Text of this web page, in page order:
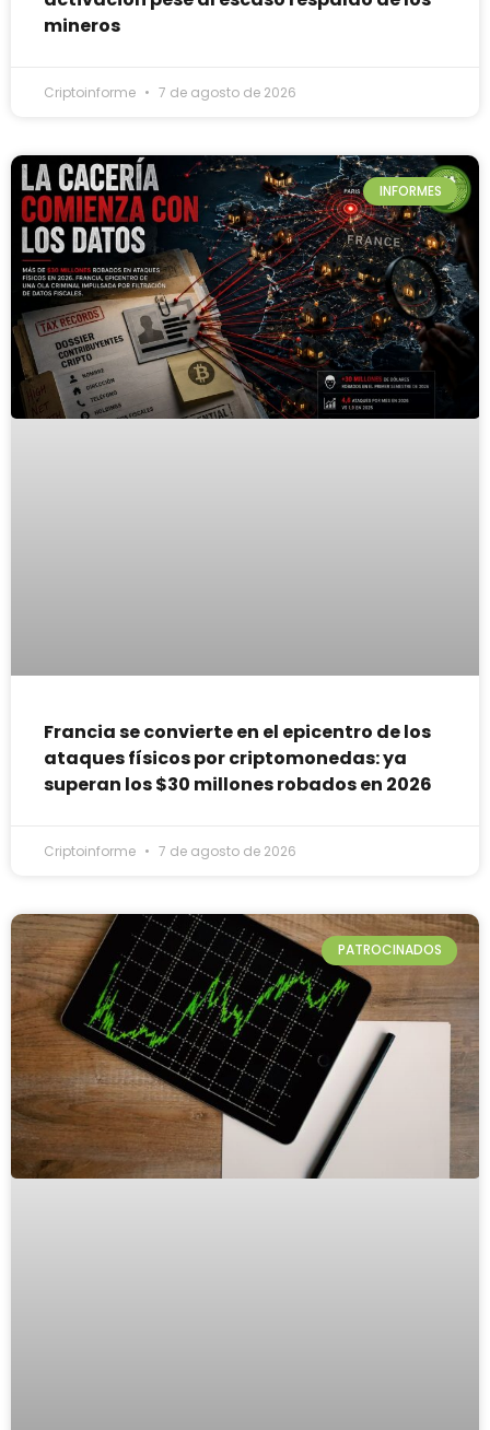
mineros
Criptoinforme 7 de agosto de 2026
INFORMES
Francia se convierte en el epicentro de los
ataques físicos por criptomonedas: ya
superan los $30 millones robados en 2026
Criptoinforme 7 de agosto de 2026
PATROCINADOS